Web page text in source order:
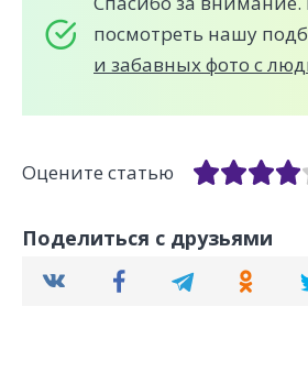
посмотреть нашу
и забавных фото с
Оцените статью
Поделиться с друзьями